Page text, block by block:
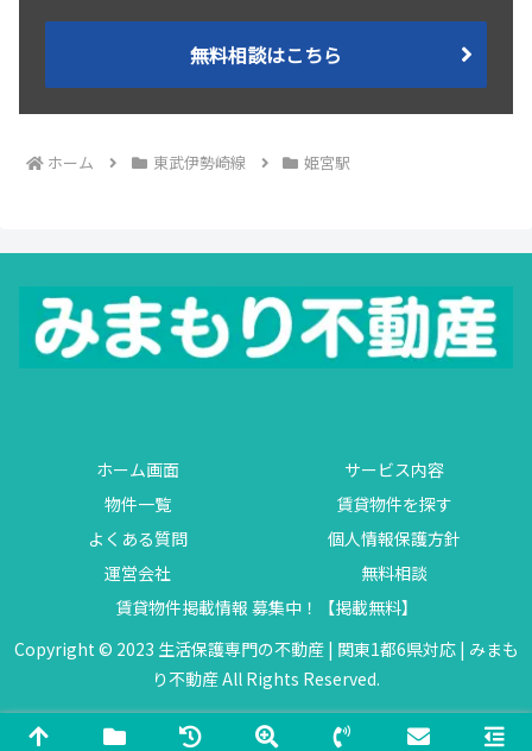
無料相談はこちら
ホーム 東武伊勢崎線 姫宮駅
ホーム画面
サービス内容
物件一覧
賃貸物件を探す
よくある質問
個人情報保護方針
運営会社
無料相談
賃貸物件掲載情報 募集中！【掲載無料】
Copyright © 2023 生活保護専門の不動産 | 関東1都6県対応 | みまも
り不動産 All Rights Reserved.